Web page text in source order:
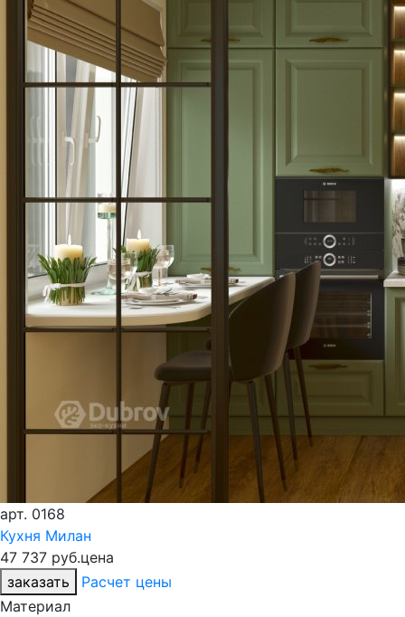
арт. 0168
Кухня Милан
47 737 руб.цена
заказать
Расчет цены
Материал